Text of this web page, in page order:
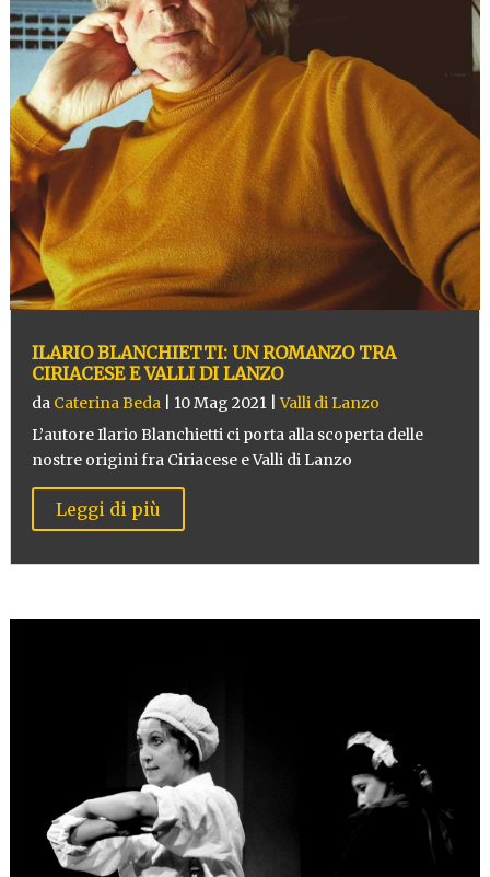
ILARIO BLANCHIETTI: UN ROMANZO TRA
CIRIACESE E VALLI DI LANZO
da Caterina Beda 10 Mag 2021 |Valli di Lanzo
L’autore Ilario Blanchietti ci porta alla scoperta delle
nostre origini fra Ciriacese e Valli di Lanzo
Leggi di più